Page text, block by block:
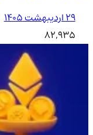
۲۹ اردیبهشت ۱۴۰۵
82,935